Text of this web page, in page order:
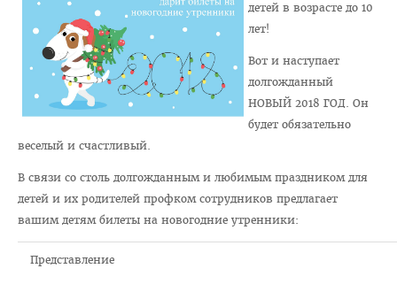
Подготовки иностранных граждан
Довузовской подготовки
ФПКиП по педагогике и психологии
Повышения квалификации и переподготовки кадров
Система менеджмента качества
Идеологическая и воспитательная работа в вузе
Герои Беларуси
детей в возрасте до 10
лет!
Вот и наступает
долгожданный
НОВЫЙ 2018 ГОД. Он
будет обязательно
веселый и счастливый.
В связи со столь долгожданным и любимым праздником для
детей и их родителей профком сотрудников предлагает
вашим детям билеты на новогодние утренники:
Представление